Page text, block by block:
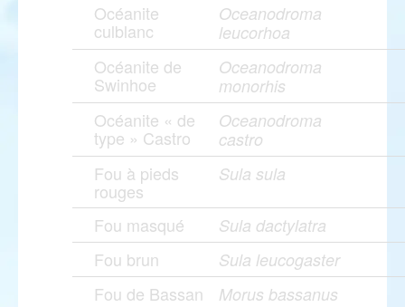
Océanite
culblanc
Oceanodroma
leucorhoa
Océanite de
Swinhoe
Oceanodroma
monorhis
Océanite « de
type » Castro
Oceanodroma
castro
Fou à pieds
rouges
Sula sula
Fou masqué Sula dactylatra
Fou brun Sula leucogaster
Fou de Bassan Morus bassanus